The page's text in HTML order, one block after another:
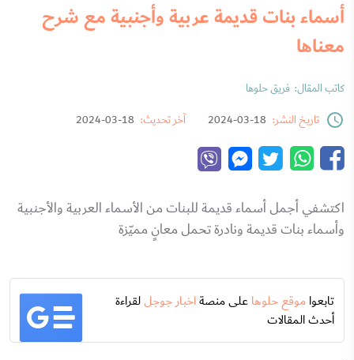
أسماء بنات قديمة عربية وأجنبية مع شرح
معناها
كاتب المقال: فريق حلوها
تاريخ النشر: 18-03-2024 آخر تحديث: 18-03-2024
اكتشفي أجمل أسماء قديمة للبنات من الأسماء العربية والأجنبية
وأسماء بنات قديمة ونادرة تحمل معانٍ مميّزة
تابعواموقع حلوهاعلى منصةاخبار جوجللقراءة
أحدث المقالات